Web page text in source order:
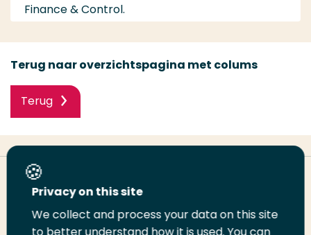
Finance & Control.
Terug naar overzichtspagina met colums
Terug
Deel deze pagina
Privacy on this site
We collect and process your data on this site